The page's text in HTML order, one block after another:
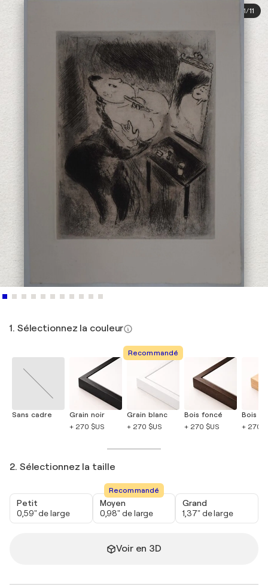
1/11
1. Sélectionnez la couleur
Sans cadre
Grain noir
+ 270 $US
Recommandé
Grain blanc
+ 270 $US
Bois foncé
+ 270 $US
Bois
+ 270
2. Sélectionnez la taille
Petit
0,59" de large
Recommandé
Moyen
0,98" de large
Grand
1,37" de large
Voir en 3D